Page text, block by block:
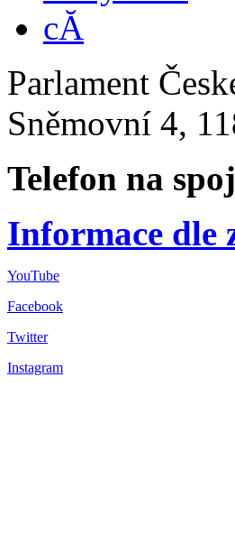
Parlament
Sněmovní 4,
Telefon na
Informace dle
YouTube
Facebook
Twitter
Instagram